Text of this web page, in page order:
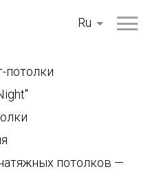
Ru
потолки
потолков —